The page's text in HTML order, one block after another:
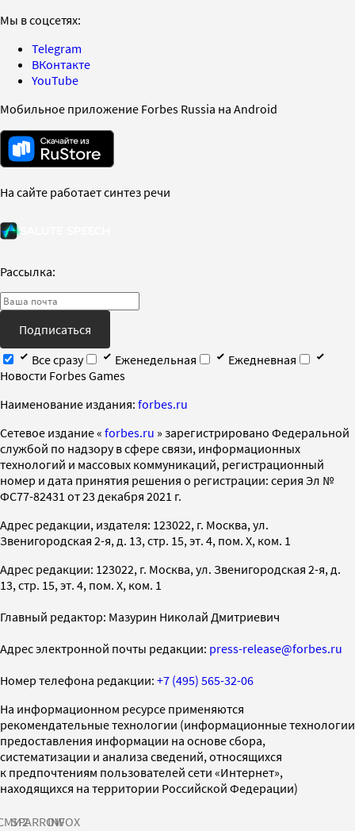
Мы в соцсетях:
Telegram
ВКонтакте
YouTube
Мобильное приложение Forbes Russia на Android
На сайте работает синтез речи
Рассылка:
Подписаться
Все сразу
Еженедельная
Ежедневная
Новости Forbes Games
Наименование издания: forbes.ru
Cетевое издание « forbes.ru » зарегистрировано Федеральной
службой по надзору в сфере связи, информационных
технологий и массовых коммуникаций, регистрационный
номер и дата принятия решения о регистрации: серия Эл №
ФС77-82431 от 23 декабря 2021 г.
Адрес редакции, издателя: 123022, г. Москва, ул.
Звенигородская 2-я, д. 13, стр. 15, эт. 4, пом. X, ком. 1
Адрес редакции: 123022, г. Москва, ул. Звенигородская 2-я, д.
13, стр. 15, эт. 4, пом. X, ком. 1
Главный редактор: Мазурин Николай Дмитриевич
Адрес электронной почты редакции: press-release@forbes.ru
Номер телефона редакции: +7 (495) 565-32-06
На информационном ресурсе применяются
рекомендательные технологии (информационные технологии
предоставления информации на основе сбора,
систематизации и анализа сведений, относящихся
к предпочтениям пользователей сети «Интернет»,
находящихся на территории Российской Федерации)
SPARROWINFOX